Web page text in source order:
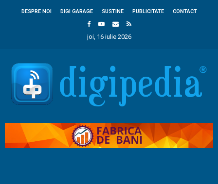
DESPRE NOI DIGI GARAGE SUSTINE PUBLICITATE CONTACT
joi, 16 iulie 2026